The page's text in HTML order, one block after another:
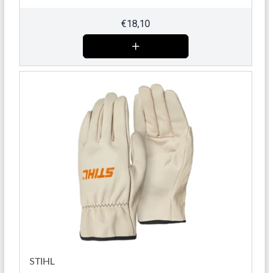
€18,10
STIHL